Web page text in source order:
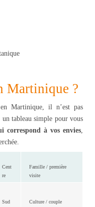
Martinique ?
Martinique, il n’est pas
tableau simple pour vous
correspond à vos envies,
Cent
re
Famille / première
visite
Sud Culture / couple